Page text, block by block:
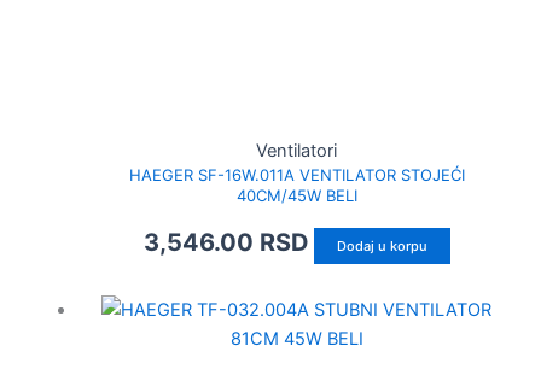
Ventilatori
HAEGER SF-16W.011A VENTILATOR STOJEĆI
40CM/45W BELI
3,546.00 RSD Dodaj u korpu